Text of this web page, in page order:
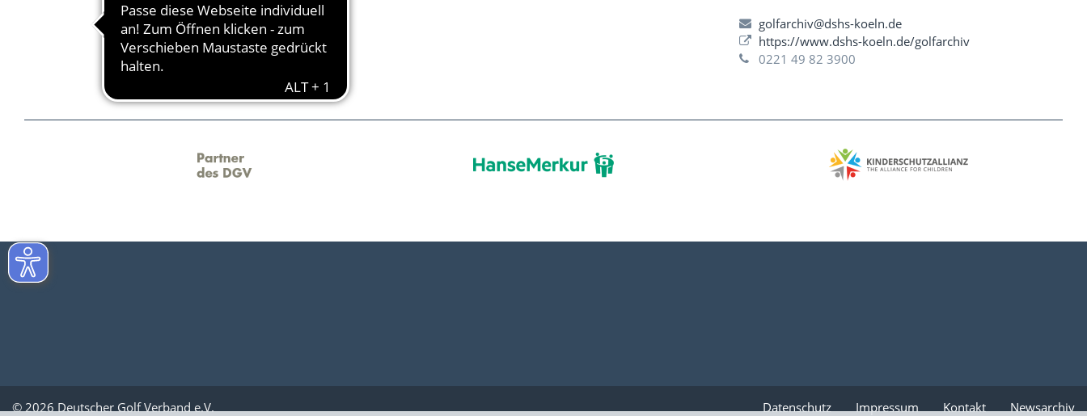
golfarchiv@dshs-koeln.de
https://www.dshs-koeln.de/golfarchiv
0221 49 82 3900
© 2026 Deutscher Golf Verband e.V. Datenschutz Impressum Kontakt Newsarchiv